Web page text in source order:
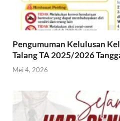
Pengumuman Kelulusan
Talang TA 2025/2026
Mei 4, 2026